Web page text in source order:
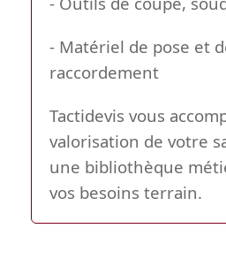
- Matériel de pose et
raccordement
Tactidevis vous
valorisation de votre
une bibliothèque
vos besoins terrain.